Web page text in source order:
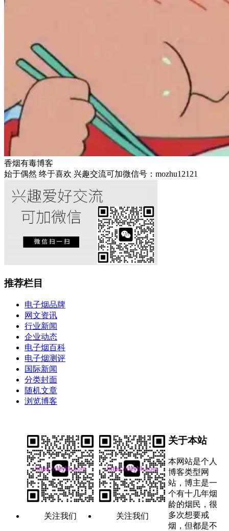
香烟有毒博客
始于偶然 终于喜欢 兴趣交流可加微信号：mozhu12121
推荐栏目
电子烟品牌
网文资讯
行业新闻
企业动态
电子烟百科
电子烟测评
国际新闻
分类封面
随机文章
浏览博客
关注我们 关注我们
关于本站
本网站是个人
博客类型网
站，博主是一
个有十几年烟
龄的烟民，很
多次想要戒
烟，但都是不